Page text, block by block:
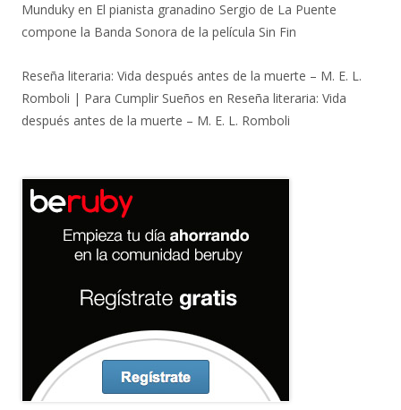
Munduky en El pianista granadino Sergio de La Puente
compone la Banda Sonora de la película Sin Fin
Reseña literaria: Vida después antes de la muerte – M. E. L.
Romboli | Para Cumplir Sueños en Reseña literaria: Vida
después antes de la muerte – M. E. L. Romboli